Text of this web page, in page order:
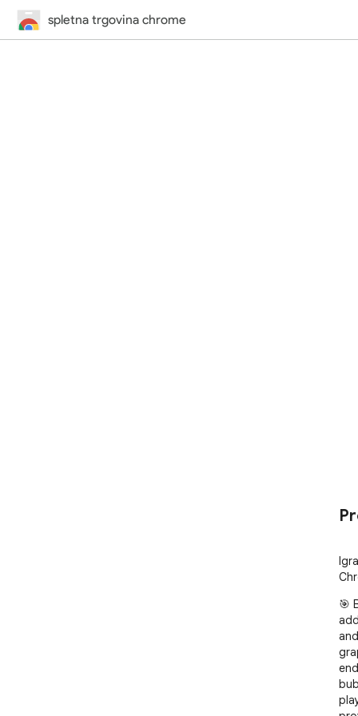
spletna trgovina chrome
🎯